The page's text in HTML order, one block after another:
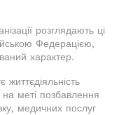
розглядають ці
Федерацією,
характер.
меті позбавлення
медичних послуг